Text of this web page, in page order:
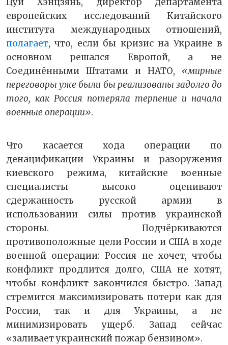
европейских исследований Китайского
института международных отношений,
полагает, что, если бы кризис на Украине в
основном решался Европой, а не
Соединёнными Штатами и НАТО, «мирные
переговоры уже были бы реализованы задолго до
того, как Россия потеряла терпение и начала
военные операции».
Что касается хода операции по
денацификации Украины и разоружения
киевского режима, китайские военные
специалисты высоко оценивают
сдержанность русской армии в
использовании силы против украинской
стороны. Подчёркиваются
противоположные цели России и США в ходе
военной операции: Россия не хочет, чтобы
конфликт продлится долго, США не хотят,
чтобы конфликт закончился быстро. Запад
стремится максимизировать потери как для
России, так и для Украины, а не
минимизировать ущерб. Запад сейчас
«заливает украинский пожар бензином».